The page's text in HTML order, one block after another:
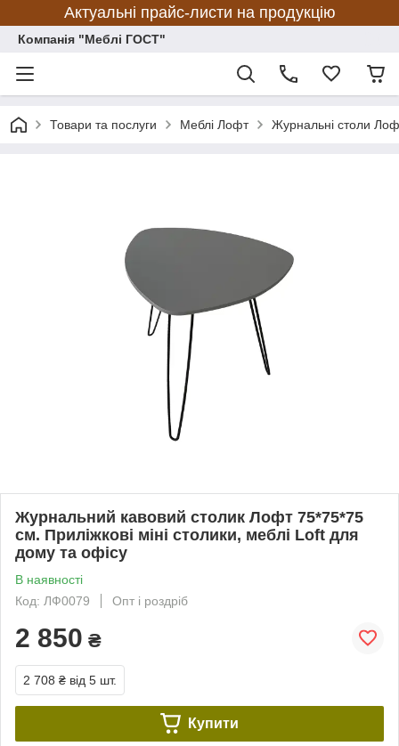
Актуальні прайс-листи на продукцію
Компанія "Меблі ГОСТ"
Товари та послуги Меблі Лофт Журнальні столи
Журнальний кавовий столик Лофт 75*75*75
см. Приліжкові міні столики, меблі Loft для
дому та офісу
В наявності
Код: ЛФ0079
Опт і роздріб
2 850 ₴
2 708 ₴ від 5 шт.
Купити